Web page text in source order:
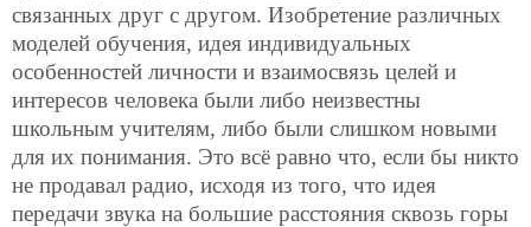
связанных друг с другом. Изобретение различных
моделей обучения, идея индивидуальных
особенностей личности и взаимосвязь целей и
интересов человека были либо неизвестны
школьным учителям, либо были слишком новыми
для их понимания. Это всё равно что, если бы никто
не продавал радио, исходя из того, что идея
передачи звука на большие расстояния сквозь горы